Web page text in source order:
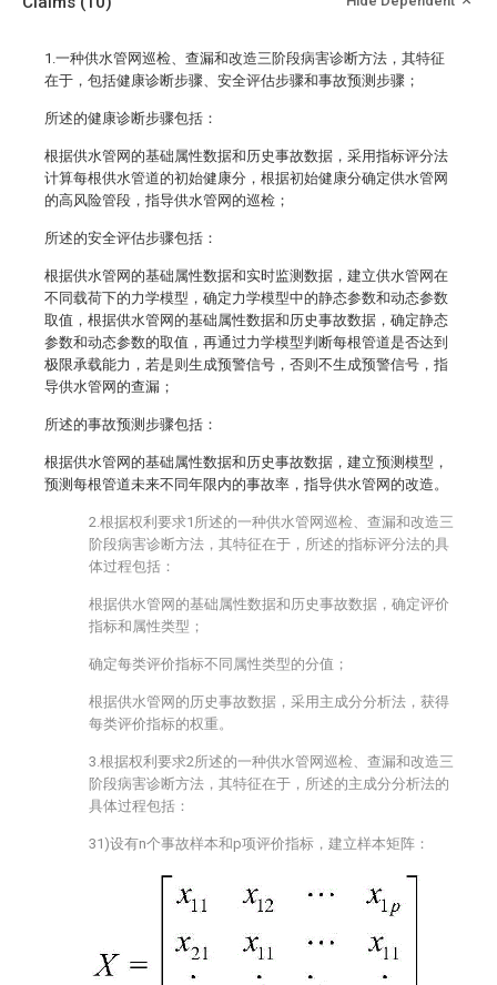
1.一种供水管网巡检、查漏和改造三阶段病害诊断方法，其特征
在于，包括健康诊断步骤、安全评估步骤和事故预测步骤；
所述的健康诊断步骤包括：
根据供水管网的基础属性数据和历史事故数据，采用指标评分法
计算每根供水管道的初始健康分，根据初始健康分确定供水管网
的高风险管段，指导供水管网的巡检；
所述的安全评估步骤包括：
根据供水管网的基础属性数据和实时监测数据，建立供水管网在
不同载荷下的力学模型，确定力学模型中的静态参数和动态参数
取值，根据供水管网的基础属性数据和历史事故数据，确定静态
参数和动态参数的取值，再通过力学模型判断每根管道是否达到
极限承载能力，若是则生成预警信号，否则不生成预警信号，指
导供水管网的查漏；
所述的事故预测步骤包括：
根据供水管网的基础属性数据和历史事故数据，建立预测模型，
预测每根管道未来不同年限内的事故率，指导供水管网的改造。
2.根据权利要求1所述的一种供水管网巡检、查漏和改造三
阶段病害诊断方法，其特征在于，所述的指标评分法的具
体过程包括：
根据供水管网的基础属性数据和历史事故数据，确定评价
指标和属性类型；
确定每类评价指标不同属性类型的分值；
根据供水管网的历史事故数据，采用主成分分析法，获得
每类评价指标的权重。
3.根据权利要求2所述的一种供水管网巡检、查漏和改造三
阶段病害诊断方法，其特征在于，所述的主成分分析法的
具体过程包括：
31)设有n个事故样本和p项评价指标，建立样本矩阵：